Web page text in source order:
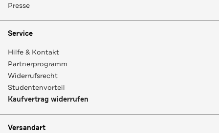
Presse
Service
Hilfe & Kontakt
Partnerprogramm
Widerrufsrecht
Studentenvorteil
Kaufvertrag widerrufen
Versandart